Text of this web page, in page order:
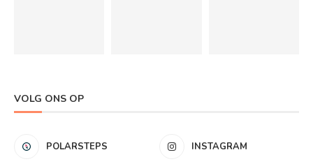
VOLG ONS OP
POLARSTEPS INSTAGRAM